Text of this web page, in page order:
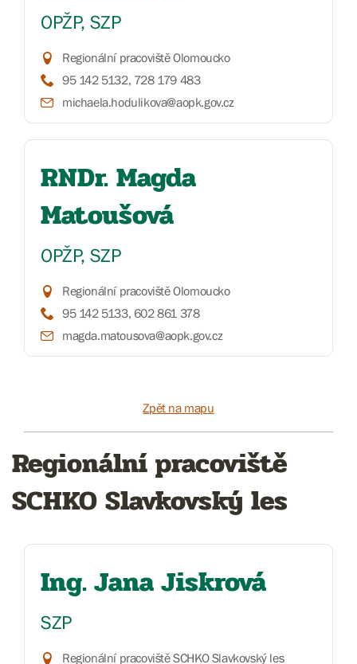
OPŽP, SZP
Regionální pracoviště Olomoucko
95 142 5132, 728 179 483
michaela.hodulikova@aopk.gov.cz
RNDr. Magda
Matoušová
OPŽP, SZP
Regionální pracoviště Olomoucko
95 142 5133, 602 861 378
magda.matousova@aopk.gov.cz
Zpět na mapu
Regionální pracoviště
SCHKO Slavkovský les
Ing. Jana Jiskrová
SZP
Regionální pracoviště SCHKO Slavkovský les